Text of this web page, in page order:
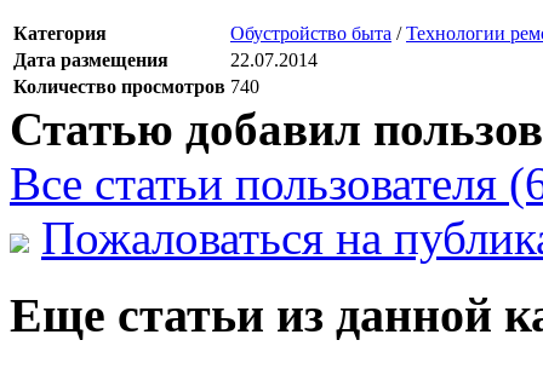
Категория Обустройство быта /Технологии
Дата размещения
22.07.2014
Количество просмотров 740
Статью добавил
Все статьи пользователя
Пожаловаться на
Еще статьи из данной